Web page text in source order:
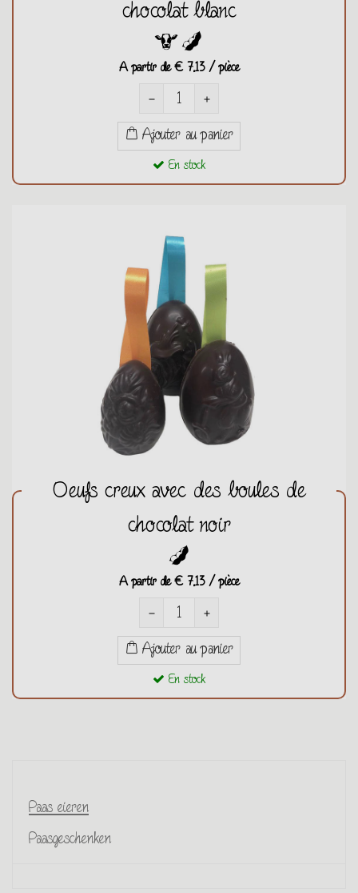
chocolat blanc
A partir de€ 7,13 / pièce
remove add
Ajouter au panier
En stock
Oeufs creux avec des boules de
chocolat noir
A partir de€ 7,13 / pièce
remove add
Ajouter au panier
En stock
Paas eieren
Paasgeschenken